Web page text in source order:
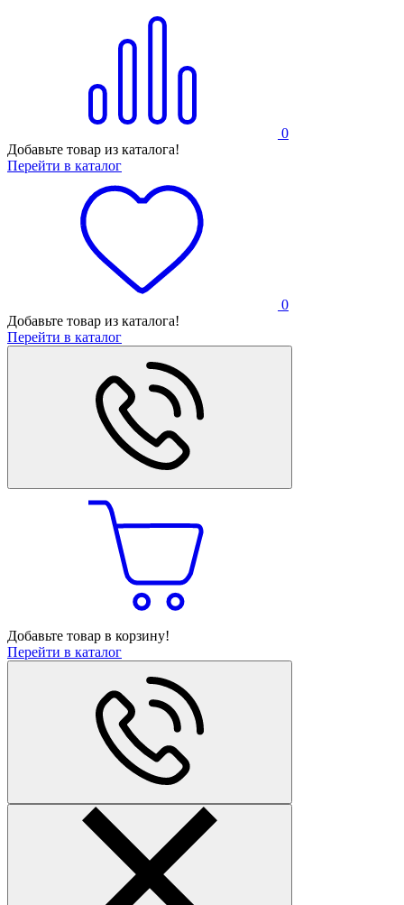
0
Добавьте товар из каталога!
Перейти в каталог
0
Добавьте товар из каталога!
Перейти в каталог
Добавьте товар в корзину!
Перейти в каталог